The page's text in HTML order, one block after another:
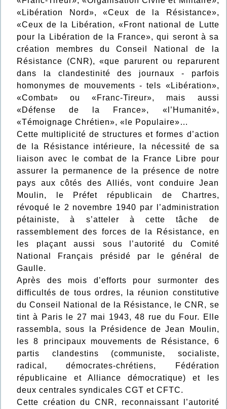
«Libération Nord», «Ceux de la Résistance»,
«Ceux de la Libération, «Front national de Lutte
pour la Libération de la France», qui seront à sa
création membres du Conseil National de la
Résistance (CNR), «que parurent ou reparurent
dans la clandestinité des journaux - parfois
homonymes de mouvements - tels «Libération»,
«Combat» ou «Franc-Tireur», mais aussi
«Défense de la France», «l’Humanité»,
«Témoignage Chrétien», «le Populaire»…
Cette multiplicité de structures et formes d’action
de la Résistance intérieure, la nécessité de sa
liaison avec le combat de la France Libre pour
assurer la permanence de la présence de notre
pays aux côtés des Alliés, vont conduire Jean
Moulin, le Préfet républicain de Chartres,
révoqué le 2 novembre 1940 par l’administration
pétainiste, à s’atteler à cette tâche de
rassemblement des forces de la Résistance, en
les plaçant aussi sous l’autorité du Comité
National Français présidé par le général de
Gaulle.
Après des mois d’efforts pour surmonter des
difficultés de tous ordres, la réunion constitutive
du Conseil National de la Résistance, le CNR, se
tint à Paris le 27 mai 1943, 48 rue du Four. Elle
rassembla, sous la Présidence de Jean Moulin,
les 8 principaux mouvements de Résistance, 6
partis clandestins (communiste, socialiste,
radical, démocrates-chrétiens, Fédération
républicaine et Alliance démocratique) et les
deux centrales syndicales CGT et CFTC.
Cette création du CNR, reconnaissant l’autorité